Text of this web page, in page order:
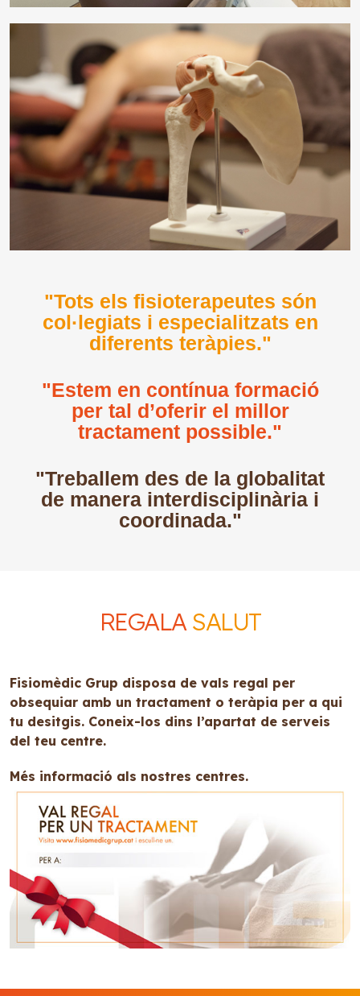
"Tots els fisioterapeutes són
col·legiats i especialitzats en
diferents teràpies."
"Estem en contínua formació
per tal d’oferir el millor
tractament possible."
"Treballem des de la globalitat
de manera interdisciplinària i
coordinada."
REGALA SALUT
Fisiomèdic Grup disposa de vals regal per
obsequiar amb un tractament o teràpia per a qui
tu desitgis. Coneix-los dins l’apartat de serveis
del teu centre.
Més informació als nostres centres.